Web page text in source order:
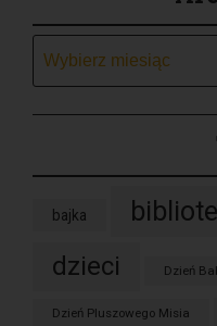
bajka
dzieci Dzień
Dzień Pluszowego Misia